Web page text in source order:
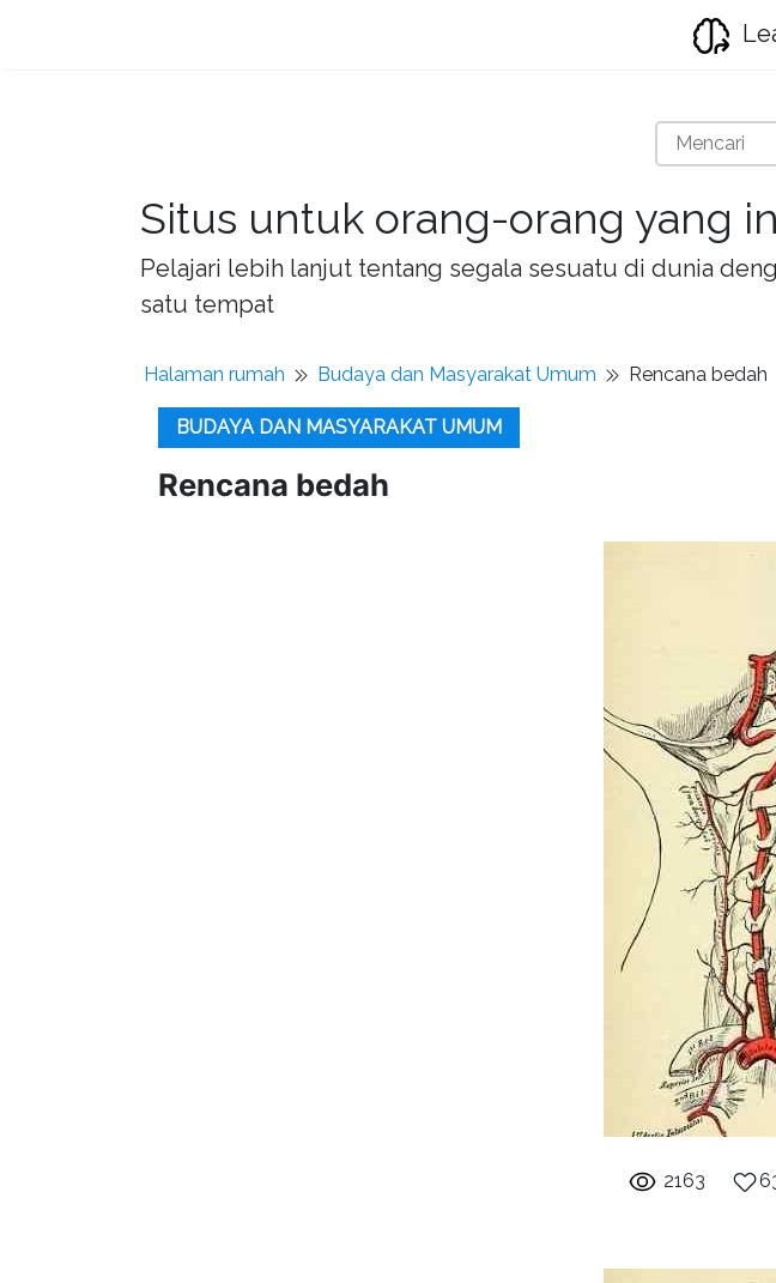
Situs untuk orang-orang yang
Pelajari lebih lanjut tentang segala sesuatu di dunia
satu tempat
Halaman rumah Budaya dan Masyarakat Umum Rencana bedah
BUDAYA DAN MASYARAKAT UMUM
Rencana bedah
2163